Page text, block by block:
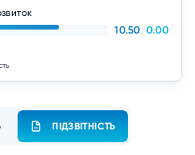
10.50/0.00
ПІДЗВІТНІСТЬ